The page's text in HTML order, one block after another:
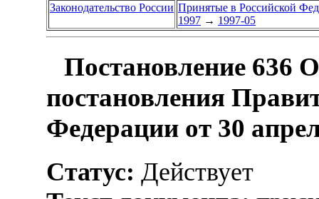
Законодательство России Принятые в Российской
1997 → 1997-05
Постановление 636
постановления
Федерации от 30
Статус: Действует